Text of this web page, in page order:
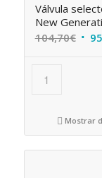
Válvula
New
104,70€ El
Mostrar